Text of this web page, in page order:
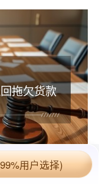
拖欠货款
用户选择)